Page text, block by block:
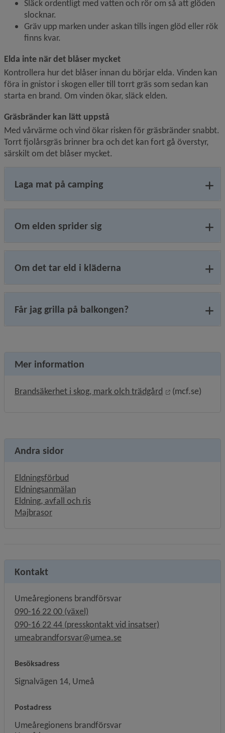
Släck ordentligt med vatten och rör om så att glöden
slocknar.
Gräv upp marken under askan tills ingen glöd eller rök
finns kvar.
Elda inte när det blåser mycket
Kontrollera hur det blåser innan du börjar elda. Vinden kan
föra in gnistor i skogen eller till torrt gräs som sedan kan
starta en brand. Om vinden ökar, släck elden.
Gräsbränder kan lätt uppstå
Med vårvärme och vind ökar risken för gräsbränder snabbt.
Torrt fjolårsgräs brinner bra och det kan fort gå överstyr,
särskilt om det blåser mycket.
Laga mat på camping
Om elden sprider sig
Om det tar eld i kläderna
Får jag grilla på balkongen?
Mer information
Brandsäkerhet i skog, mark olch trädgård Länk till
(mcf.se)
Andra sidor
Eldningsförbud
Eldningsanmälan
Eldning, avfall och ris
Majbrasor
Kontakt
Umeåregionens brandförsvar
090-16 22 00 (växel)
090-16 22 44 (presskontakt vid insatser)
umeabrandforsvar@umea.se
Besöksadress
Signalvägen 14, Umeå
Postadress
Umeåregionens brandförsvar